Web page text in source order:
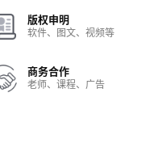
版权申明
软件、图文、视频等
商务合作
老师、课程、广告